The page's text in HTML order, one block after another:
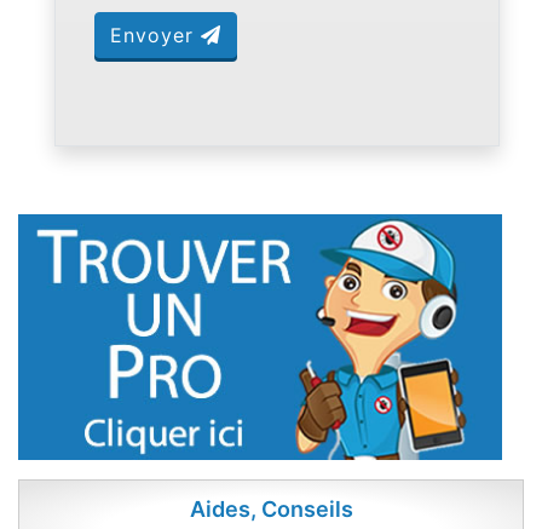
Envoyer
Aides, Conseils